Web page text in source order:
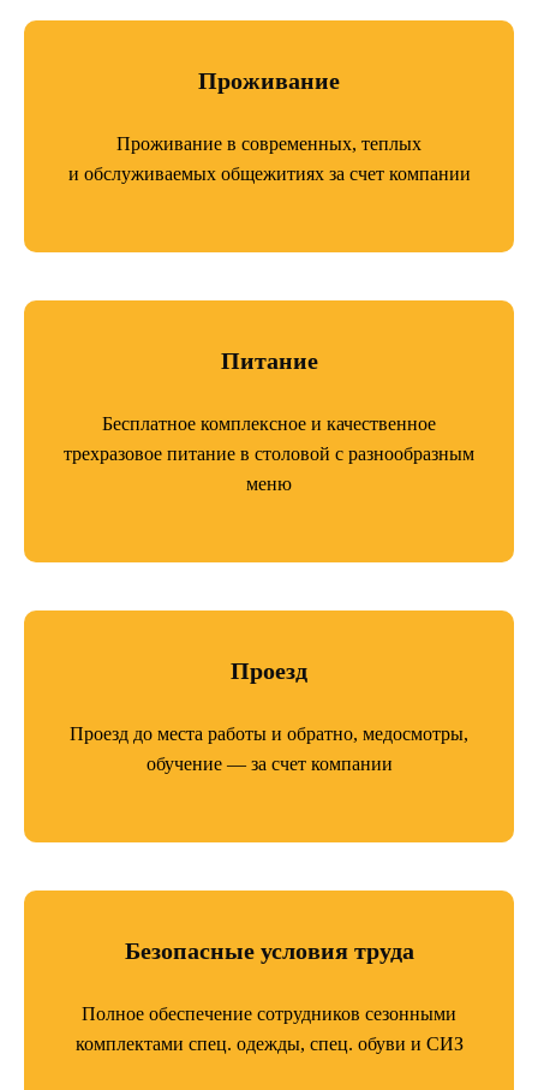
Проживание
Проживание в современных, теплых
и обслуживаемых общежитиях за счет компании
Питание
Бесплатное комплексное и качественное
трехразовое питание в столовой с разнообразным
меню
Проезд
Проезд до места работы и обратно, медосмотры,
обучение — за счет компании
Безопасные условия труда
Полное обеспечение сотрудников сезонными
комплектами спец. одежды, спец. обуви и СИЗ